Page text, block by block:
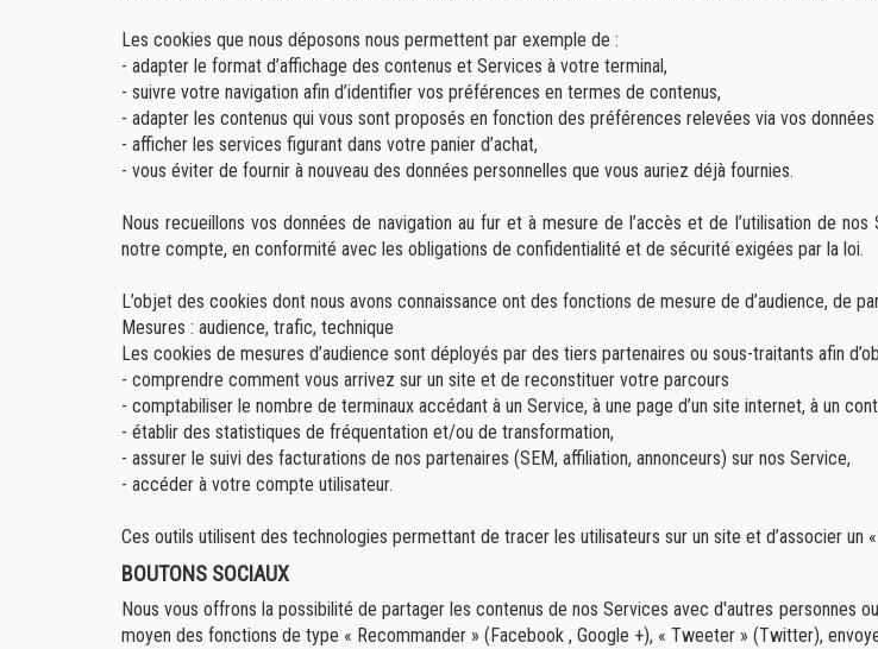
Les cookies que nous déposons nous permettent par exemple de :
- adapter le format d’affichage des contenus et Services à votre terminal,
- suivre votre navigation afin d’identifier vos préférences en termes de contenus,
- adapter les contenus qui vous sont proposés en fonction des préférences relevées via vos données
- afficher les services figurant dans votre panier d’achat,
- vous éviter de fournir à nouveau des données personnelles que vous auriez déjà fournies.
Nous recueillons vos données de navigation au fur et à mesure de l’accès et de l’utilisation de
notre compte, en conformité avec les obligations de confidentialité et de sécurité exigées par la loi.
L’objet des cookies dont nous avons connaissance ont des fonctions de mesure de d’audience, de
Mesures : audience, trafic, technique
Les cookies de mesures d’audience sont déployés par des tiers partenaires ou sous-traitants afin
- comprendre comment vous arrivez sur un site et de reconstituer votre parcours
- comptabiliser le nombre de terminaux accédant à un Service, à une page d’un site internet, à un
- établir des statistiques de fréquentation et/ou de transformation,
- assurer le suivi des facturations de nos partenaires (SEM, affiliation, annonceurs) sur nos Service,
- accéder à votre compte utilisateur.
Ces outils utilisent des technologies permettant de tracer les utilisateurs sur un site et d’associer un
BOUTONS SOCIAUX
Nous vous offrons la possibilité de partager les contenus de nos Services avec d'autres personnes
moyen des fonctions de type « Recommander » (Facebook , Google +), « Tweeter » (Twitter),